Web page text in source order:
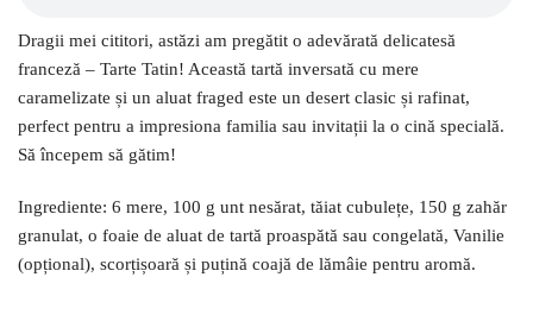
Dragii mei cititori, astăzi am pregătit o adevărată delicatesă
franceză – Tarte Tatin! Această tartă inversată cu mere
caramelizate și un aluat fraged este un desert clasic și rafinat,
perfect pentru a impresiona familia sau invitații la o cină specială.
Să începem să gătim!
Ingrediente: 6 mere, 100 g unt nesărat, tăiat cubulețe, 150 g zahăr
granulat, o foaie de aluat de tartă proaspătă sau congelată, Vanilie
(opțional), scorțișoară și puțină coajă de lămâie pentru aromă.